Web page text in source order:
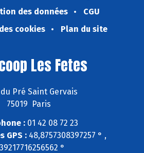
des données
CGU
cookies
Plan du site
Les Fetes
Pré Saint Gervais
75019 Paris
: 01 42 08 72 23
GPS :48,8757308397257 ° ,
°